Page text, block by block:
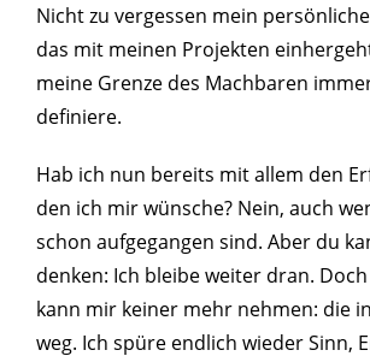
Nicht zu vergessen mein
das mit meinen Projekten
meine Grenze des Machbaren
definiere.
Hab ich nun bereits mit allem den
den ich mir wünsche? Nein, auch
schon aufgegangen sind. Aber du
denken: Ich bleibe weiter dran.
kann mir keiner mehr nehmen: die
weg. Ich spüre endlich wieder Sinn,